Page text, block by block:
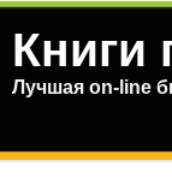
Книги
Лучшая on-line